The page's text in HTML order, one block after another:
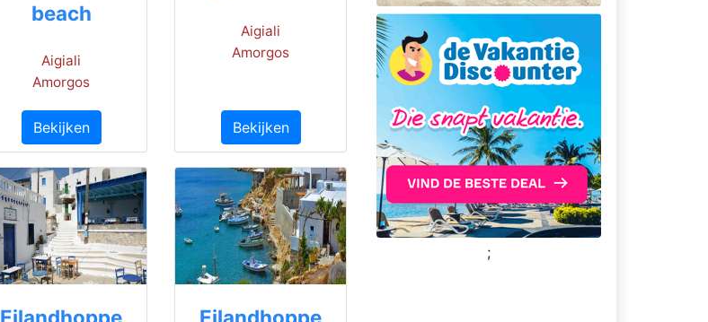
beach
Aigiali
Amorgos
Bekijken
Aigiali
Amorgos
Bekijken
;